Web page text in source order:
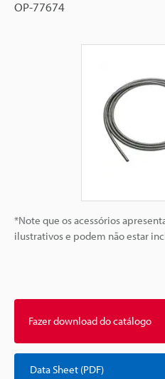
OP-77674
*Note que os acessórios
ilustrativos e podem não estar
Fazer download do catálogo
Data Sheet (PDF)